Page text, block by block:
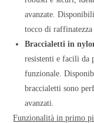
avanzate.
tocco di raffinatezza
Braccialetti in
resistenti e facili da
funzionale.
braccialetti sono
avanzati.
Funzionalità in primo